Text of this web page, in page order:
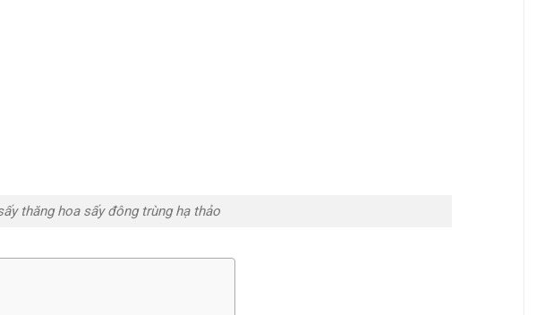
thăng hoa sấy đông trùng hạ thảo